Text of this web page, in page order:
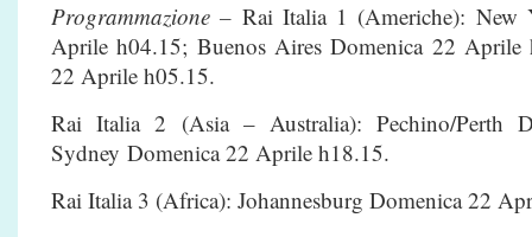
Programmazione – Rai Italia 1 (Americhe):
Aprile h04.15; Buenos Aires Domenica 22 Aprile
22 Aprile h05.15.
Rai Italia 2 (Asia – Australia): Pechino/Perth
Sydney Domenica 22 Aprile h18.15.
Rai Italia 3 (Africa): Johannesburg Domenica 22